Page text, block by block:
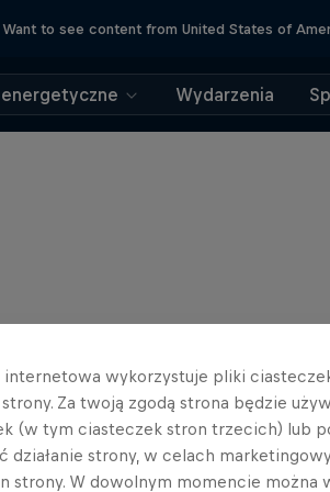
Want to see content from United States of
Wydarzenia
internetowa wykorzystuje pliki
strony. Za twoją zgodą strona będzie
(w tym ciasteczek stron trzecich) lub
działanie strony, w celach
strony. W dowolnym momencie można